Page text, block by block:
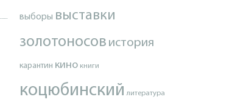
выборы выставки
золотоносов история
карантин кино книги
коцюбинский литература